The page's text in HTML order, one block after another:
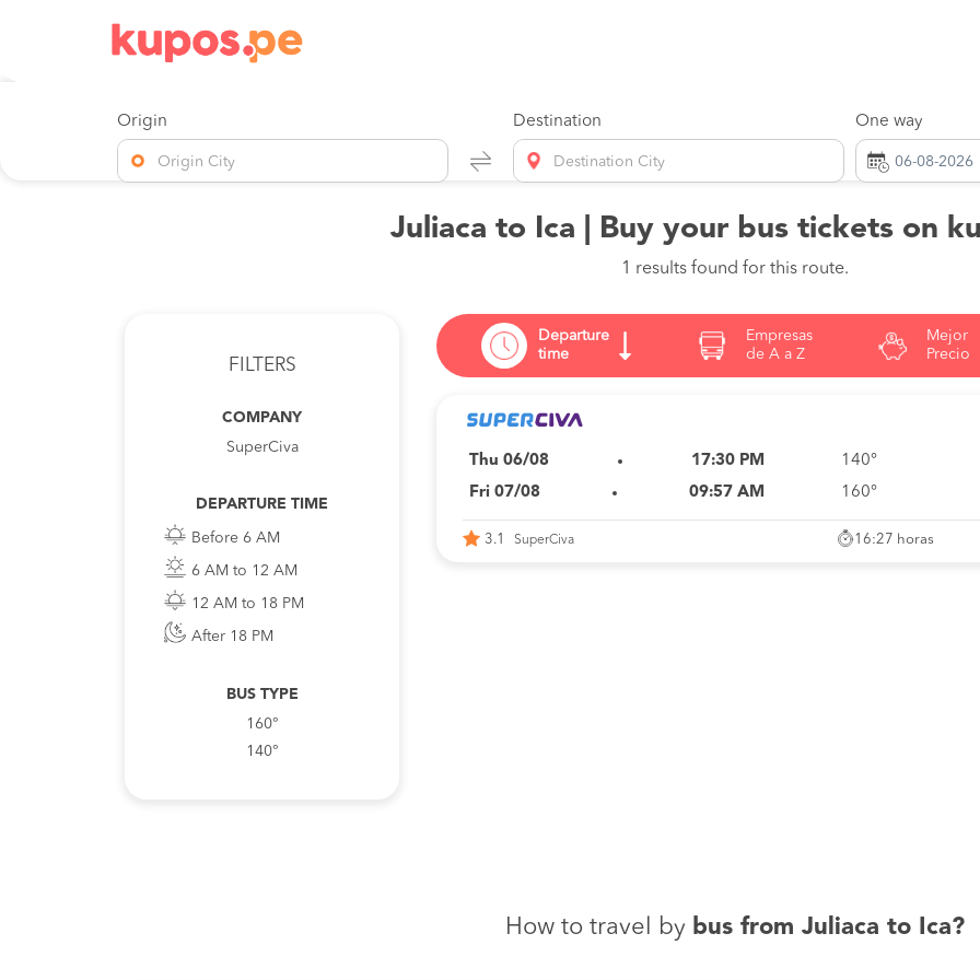
Origin
Origin City
Destination
Destination City
One way
Juliaca to Ica | Buy your bus tickets on
1 results found for this route.
FILTERS
COMPANY
SuperCiva
DEPARTURE TIME
Before 6 AM
6 AM to 12 AM
12 AM to 18 PM
After 18 PM
BUS TYPE
160°
140°
Departure
time
Empresas
de A a Z
Mejor
Precio
Thu 06/08
17:30 PM
Fri 07/08
09:57 AM
140°
160°
3.1 SuperCiva 16:27 horas
How to travel by bus from Juliaca to Ica?